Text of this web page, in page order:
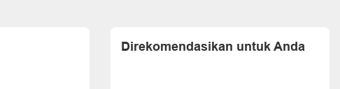
Direkomendasikan untuk Anda